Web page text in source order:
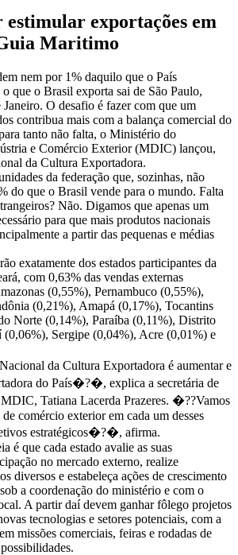
estimular exportações em
Maritimo
nem por 1% daquilo que o País
que o Brasil exporta sai de São Paulo,
O desafio é fazer com que um
contribua mais com a balança comercial do
tanto não falta, o Ministério do
e Comércio Exterior (MDIC) lançou,
da Cultura Exportadora.
da federação que, sozinhas, não
do que o Brasil vende para o mundo. Falta
Não. Digamos que apenas um
para que mais produtos nacionais
a partir das pequenas e médias
exatamente dos estados participantes da
com 0,63% das vendas externas
(0,55%), Pernambuco (0,55%),
(0,21%), Amapá (0,17%), Tocantins
Norte (0,14%), Paraíba (0,11%), Distrito
(0,06%), Sergipe (0,04%), Acre (0,01%) e
da Cultura Exportadora é aumentar e
do País�?�, explica a secretária de
Tatiana Lacerda Prazeres. �??Vamos
comércio exterior em cada um desses
estratégicos�?�, afirma.
é que cada estado avalie as suas
no mercado externo, realize
diversos e estabeleça ações de crescimento
a coordenação do ministério e com o
A partir daí devem ganhar fôlego projetos
tecnologias e setores potenciais, com a
missões comerciais, feiras e rodadas de